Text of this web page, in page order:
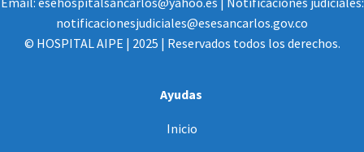
notificacionesjudiciales@esesancarlos.gov.co
© HOSPITAL AIPE | 2025 | Reservados todos los derechos.
Ayudas
Inicio